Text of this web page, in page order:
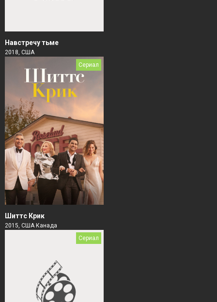
Навстречу тьме
2018, США
Сериал
Шиттс Крик
2015, США Канада
Сериал